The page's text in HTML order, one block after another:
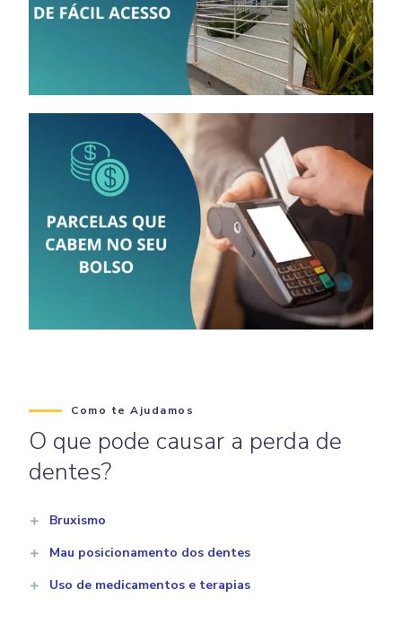
Como te Ajudamos
O que pode causar a perda de
dentes?
Bruxismo
Mau posicionamento dos dentes
Uso de medicamentos e terapias